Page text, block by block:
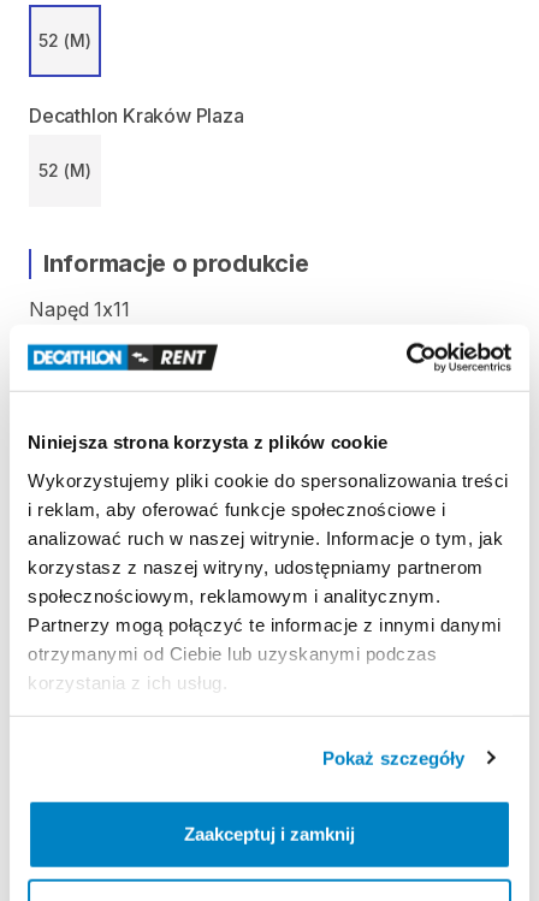
Niniejsza strona korzysta z plików cookie
Wykorzystujemy pliki cookie do spersonalizowania treści
i reklam, aby oferować funkcje społecznościowe i
analizować ruch w naszej witrynie. Informacje o tym, jak
korzystasz z naszej witryny, udostępniamy partnerom
społecznościowym, reklamowym i analitycznym.
Partnerzy mogą połączyć te informacje z innymi danymi
otrzymanymi od Ciebie lub uzyskanymi podczas
korzystania z ich usług.
Pokaż szczegóły
Zaakceptuj i zamknij
52 (M)
Decathlon Kraków Plaza
52 (M)
Informacje o produkcie
Napęd 1x11
Opony 700 x 37C
Przerzutka tył Sram
Kaseta Sram CS PG1130 11-42T
Hamulce
hydrauliczne Sram Apex
Rama
Zasady wypożyczenia
REGULAMIN
Regulamin wypożyczalni